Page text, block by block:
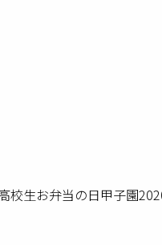
生お弁当の日甲子園